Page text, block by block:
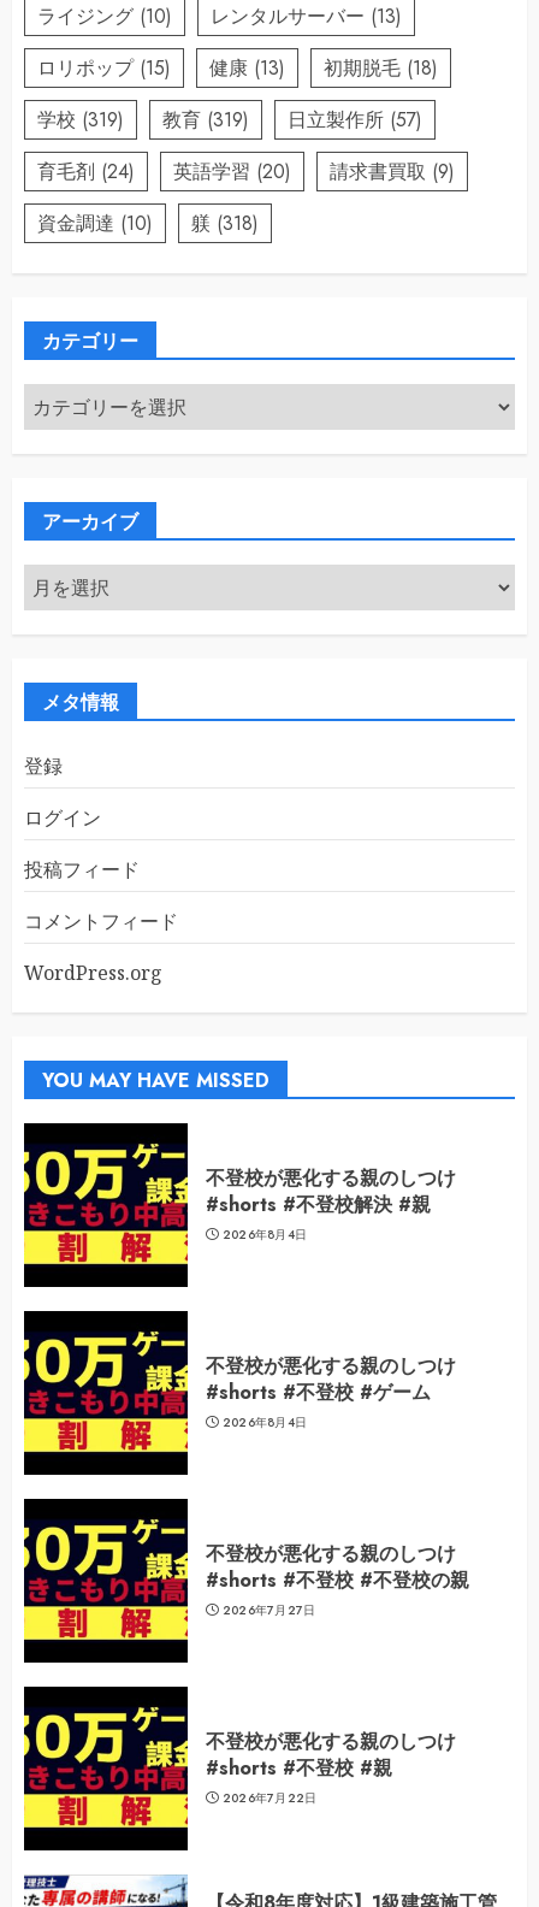
ライジング (10) レンタルサーバー (13)
ロリポップ(15) 健康 (13) 初期脱毛 (18)
学校 (319) 教育 (319) 日立製作所 (57)
育毛剤 (24) 英語学習 (20) 請求書買取 (9)
資金調達 (10) 躾 (318)
カテゴリー
カ
テ
ゴ
アーカイブ
ア
ー
カ
メタ情報
登録
ログイン
投稿フィード
コメントフィード
WordPress.org
YOU MAY HAVE MISSED
不登校が悪化する親のしつけ
#shorts #不登校解決 #親
2026年8月4日
不登校が悪化する親のしつけ
#shorts #不登校 #ゲーム
2026年8月4日
不登校が悪化する親のしつけ
#shorts #不登校 #不登校の親
2026年7月27日
不登校が悪化する親のしつけ
#shorts #不登校 #親
2026年7月22日